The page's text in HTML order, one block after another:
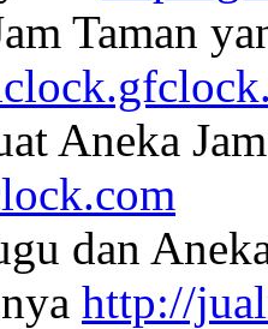
Taman
Aneka
dan
http://